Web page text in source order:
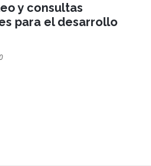
y consultas
para el desarrollo